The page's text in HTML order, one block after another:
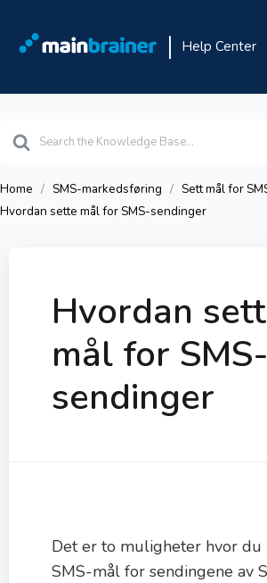
Help Center
For
Home SMS-markedsføring
Sett mål for
Hvordan sette mål for SMS-sendinger
Hvordan
mål for SMS-
sendinger
Det er to muligheter hvor du
SMS-mål for sendingene av